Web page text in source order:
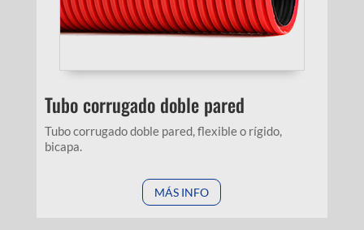
Tubo corrugado doble pared
Tubo corrugado doble pared, flexible o rígido,
bicapa.
MÁS INFO